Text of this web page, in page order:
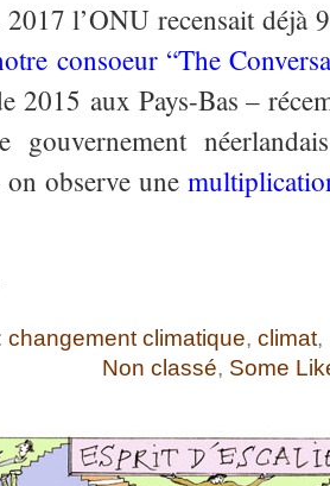
l’ONU recensait déjà
consoeur “The
2015 aux Pays-Bas –
observe une
changement climatique, climat,
Non classé, Some